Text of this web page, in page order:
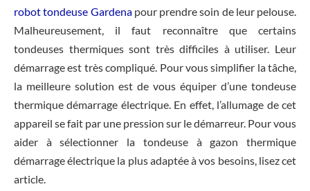
robot tondeuse Gardenapour prendre soin de leur pelouse.
Malheureusement, il faut reconnaître que certains
tondeuses thermiques sont très difficiles à utiliser. Leur
démarrage est très compliqué. Pour vous simplifier la tâche,
la meilleure solution est de vous équiper d’une tondeuse
thermique démarrage électrique. En effet, l’allumage de cet
appareil se fait par une pression sur le démarreur. Pour vous
aider à sélectionner la tondeuse à gazon thermique
démarrage électrique la plus adaptée à vos besoins, lisez cet
article.